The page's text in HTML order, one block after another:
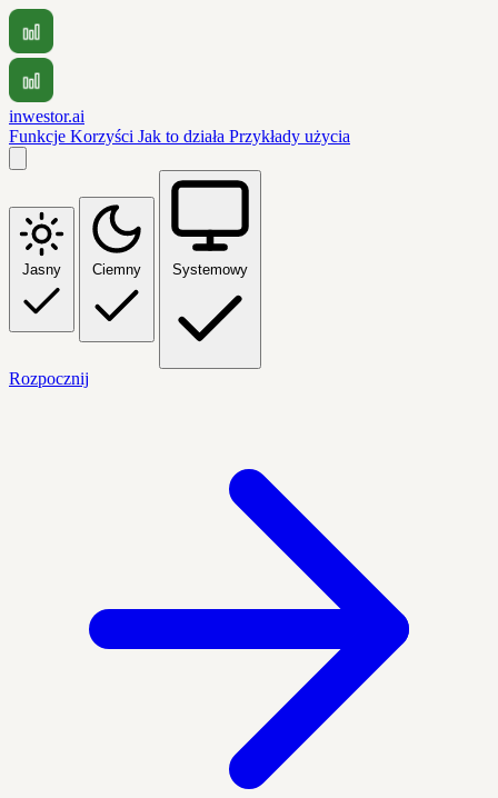
inwestor.ai
Funkcje Korzyści Jak to działa Przykłady użycia
Jasny Ciemny Systemowy
Rozpocznij